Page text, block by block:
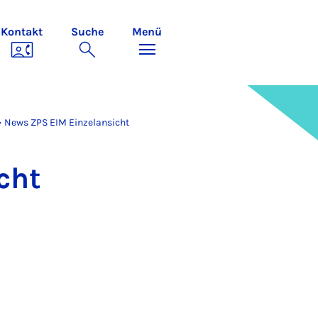
Kontakt Suche Menü
News ZPS EIM Einzelansicht